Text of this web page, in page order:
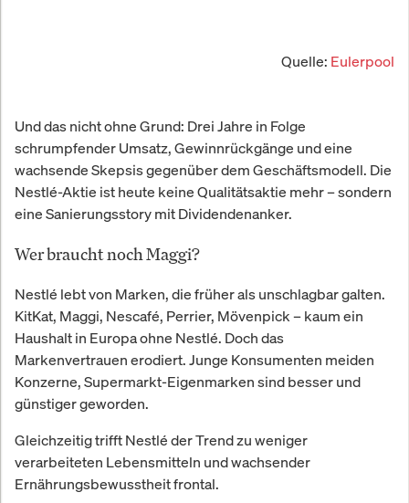
Quelle: Eulerpool
Und das nicht ohne Grund: Drei Jahre in Folge
schrumpfender Umsatz, Gewinnrückgänge und eine
wachsende Skepsis gegenüber dem Geschäftsmodell. Die
Nestlé-Aktie ist heute keine Qualitätsaktie mehr – sondern
eine Sanierungsstory mit Dividendenanker.
Wer braucht noch Maggi?
Nestlé lebt von Marken, die früher als unschlagbar galten.
KitKat, Maggi, Nescafé, Perrier, Mövenpick – kaum ein
Haushalt in Europa ohne Nestlé. Doch das
Markenvertrauen erodiert. Junge Konsumenten meiden
Konzerne, Supermarkt-Eigenmarken sind besser und
günstiger geworden.
Gleichzeitig trifft Nestlé der Trend zu weniger
verarbeiteten Lebensmitteln und wachsender
Ernährungsbewusstheit frontal.